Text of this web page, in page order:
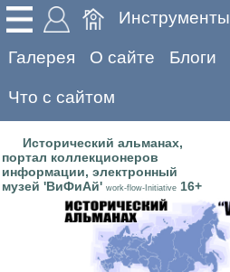
Инструменты
Галерея О сайте Блоги
Что с сайтом
Исторический альманах,
портал коллекционеров
информации, электронный
музей 'ВиФиАй' work-flow-Initiative 16+